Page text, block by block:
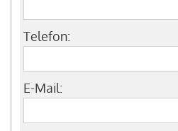
Telefon:
E-Mail: